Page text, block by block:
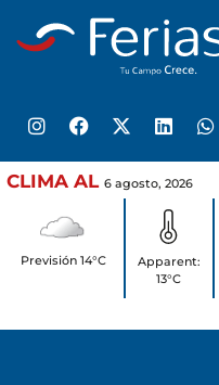
6 agosto, 2026
Previsión 14°C
Apparent:
13°C